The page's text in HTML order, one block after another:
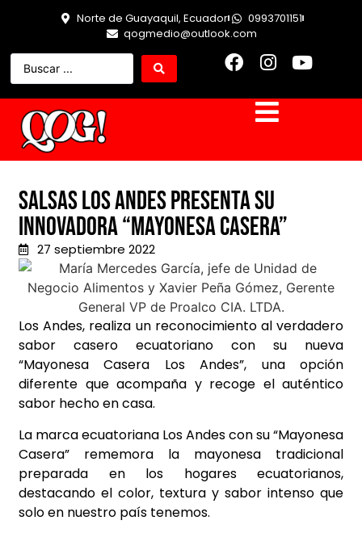
Norte de Guayaquil, Ecuador
0993701151
qogmedio@outlook.com
Salsas Los Andes presenta su
innovadora “Mayonesa Casera”
27 septiembre 2022
Los Andes, realiza un reconocimiento al verdadero
sabor casero ecuatoriano con su nueva
“Mayonesa Casera Los Andes”, una opción
diferente que acompaña y recoge el auténtico
sabor hecho en casa.
La marca ecuatoriana Los Andes con su “Mayonesa
Casera” rememora la mayonesa tradicional
preparada en los hogares ecuatorianos,
destacando el color, textura y sabor intenso que
solo en nuestro país tenemos.